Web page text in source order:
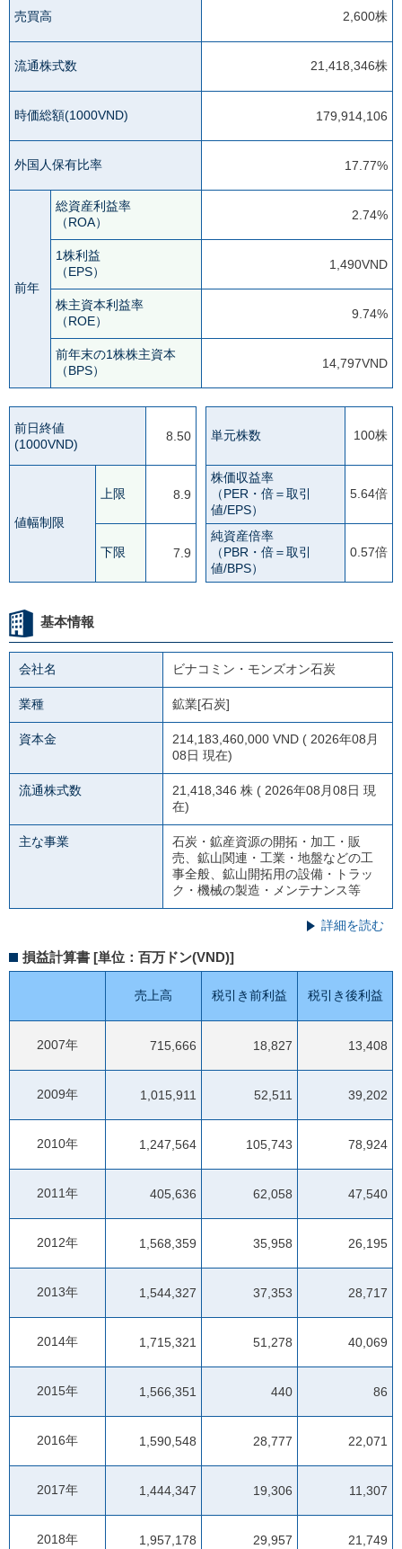
売買高 2,600株
流通株式数 21,418,346株
時価総額(1000VND) 179,914,106
外国人保有比率 17.77%
前年
総資産利益率
（ROA）
2.74%
1株利益
（EPS）
1,490VND
株主資本利益率
（ROE）
9.74%
前年末の1株株主資本
（BPS）
14,797VND
前日終値
(1000VND)
8.50
値幅制限
上限 8.9
下限 7.9
単元株数 100株
株価収益率
（PER・倍＝取引
値/EPS）
5.64倍
純資産倍率
（PBR・倍＝取引
値/BPS）
0.57倍
基本情報
会社名 ビナコミン・モンズオン石炭
業種 鉱業[石炭]
資本金
214,183,460,000 VND ( 2026年08月
08日 現在)
流通株式数
21,418,346 株 ( 2026年08月08日 現
在)
主な事業
石炭・鉱産資源の開拓・加工・販
売、鉱山関連・工業・地盤などの工
事全般、鉱山開拓用の設備・トラッ
ク・機械の製造・メンテナンス等
詳細を読む
損益計算書 [単位：百万ドン(VND)]
売上高 税引き前利益 税引き後利益
2007年 715,666 18,827 13,408
2009年 1,015,911 52,511 39,202
2010年 1,247,564 105,743 78,924
2011年 405,636 62,058 47,540
2012年 1,568,359 35,958 26,195
2013年 1,544,327 37,353 28,717
2014年 1,715,321 51,278 40,069
2015年 1,566,351 440 86
2016年 1,590,548 28,777 22,071
2017年 1,444,347 19,306 11,307
2018年 1,957,178 29,957 21,749